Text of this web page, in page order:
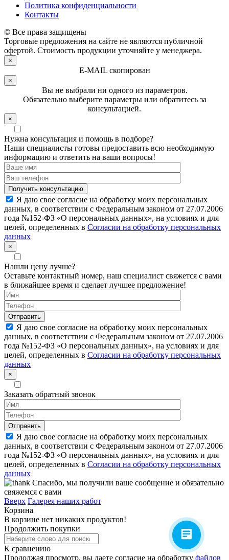
Политика конфиденциальности
Контакты
© Все права защищены
Торговые предложения на сайте не являются публичной
офертой. Стоимость продукции уточняйте у менеджера.
×
E-MAIL скопирован
×
Вы не выбрали ни одного из параметров.
Обязательно выберите параметры или обратитесь за
консультацией.
×
Нужна консультация и помощь в подборе?
Наши специалисты готовы предоставить всю необходимую
информацию и ответить на ваши вопросы!
Я даю свое согласие на обработку моих персональных
данных, в соответствии с Федеральным законом от 27.07.2006
года №152-ФЗ «О персональных данных», на условиях и для
целей, определенных в Согласии на обработку персональных
данных
×
Нашли цену лучше?
Оставьте контактный номер, наш специалист свяжется с вами
в ближайшее время и сделает лучшее предложение!
Я даю свое согласие на обработку моих персональных
данных, в соответствии с Федеральным законом от 27.07.2006
года №152-ФЗ «О персональных данных», на условиях и для
целей, определенных в Согласии на обработку персональных
данных
×
Заказать обратный звонок
Я даю свое согласие на обработку моих персональных
данных, в соответствии с Федеральным законом от 27.07.2006
года №152-ФЗ «О персональных данных», на условиях и для
целей, определенных в Согласии на обработку персональных
данных
Спасибо, мы получили ваше сообщение и обязательно
свяжемся с вами
Вверх Галерея наших работ
Корзина
В корзине нет никаких продуктов!
Продолжить покупки
К сравнению
Продолжая просмотр, вы даете согласие на обработку файлов